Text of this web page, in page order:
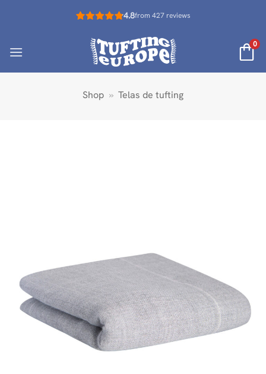
4.8from 427 reviews
0
Shop » Telas de tufting